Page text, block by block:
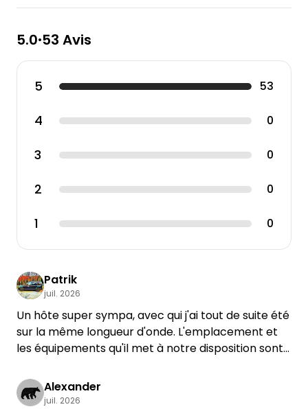
5.0•53 Avis
5 53
4 0
3 0
2 0
1 0
Patrik
juil. 2026
Un hôte super sympa, avec qui j'ai tout de suite été
sur la même longueur d'onde. L'emplacement et
les équipements qu'il met à notre disposition sont
​Merci beaucoup pour tout – et un immense merci
de nous offrir, à nous les campeurs, des possibilités
Alexander
juil. 2026